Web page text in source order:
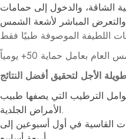
الشاقة، والدخول إلى حمامات
الأجل لتحقيق أفضل النتائج
الترطيب التي يصفها طبيب
الأمراض الجلدية.
القاسية في أول أسبوعين إلى